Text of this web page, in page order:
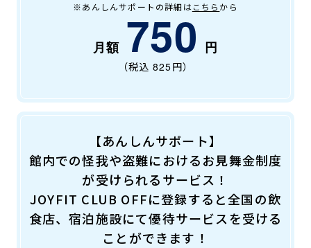
※あんしんサポートの詳細はこちら から
750
（税込 825円）
【あんしんサポート】
館内での怪我や盗難におけるお見舞金制度
が受けられるサービス！
JOYFIT CLUB OFFに登録すると全国の飲
食店、宿泊施設にて優待サービスを受ける
ことができます！